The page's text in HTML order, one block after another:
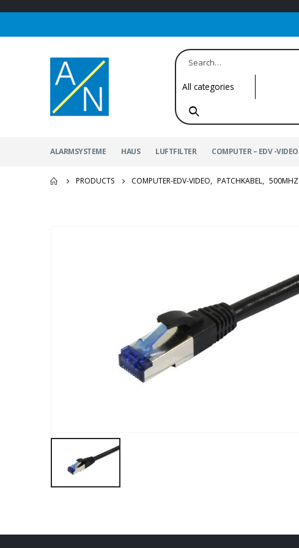
ALARMSYSTEME HAUS LUFTFILTER COMPUTER – EDV -VIDEO
PRODUCTS COMPUTER-EDV-VIDEO, PATCHKABEL, 500MHZ